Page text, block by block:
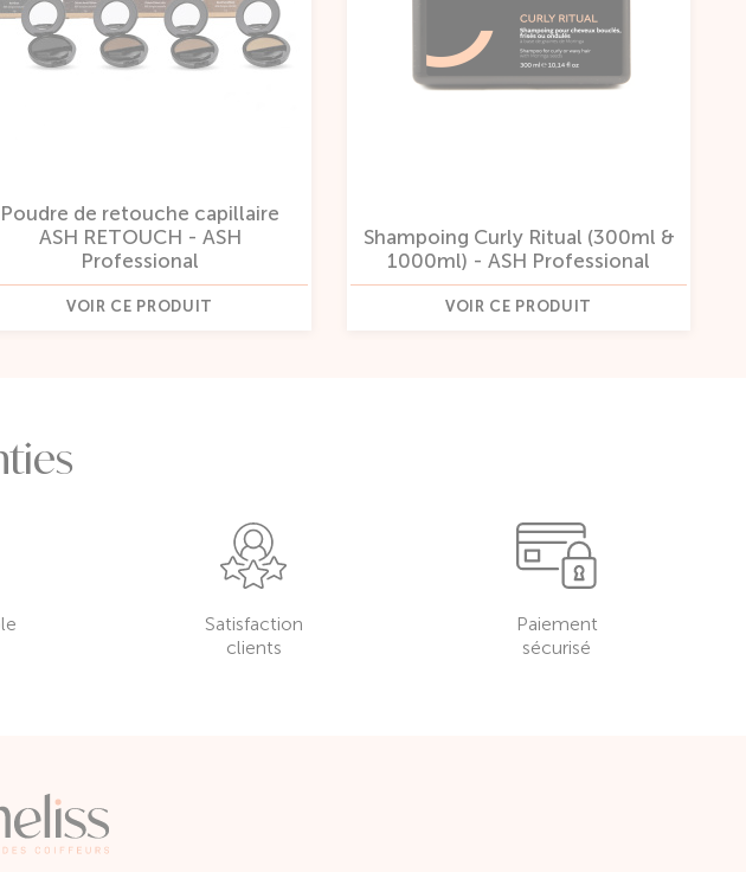
Poudre de retouche capillaire
ASH RETOUCH - ASH
Professional
VOIR CE PRODUIT
Shampoing Curly Ritual (300ml &
1000ml) - ASH Professional
VOIR CE PRODUIT
Satisfaction
clients
Paiement
sécurisé